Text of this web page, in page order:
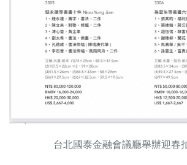
台北國泰金融會議廳舉辦迎春